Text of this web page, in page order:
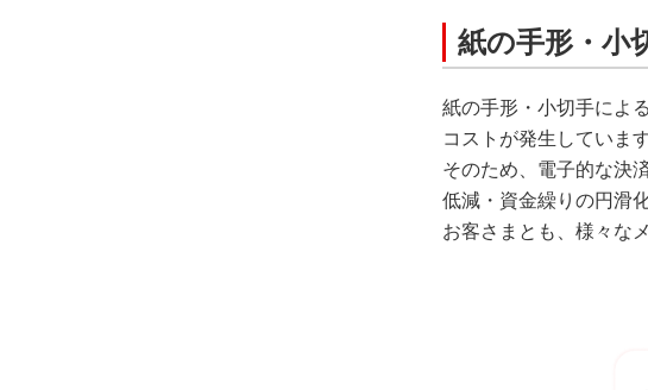
紙の手形・小
紙の手形・小切手によ
コストが発生しています
そのため、電子的な決
低減・資金繰りの円滑
お客さまとも、様々な